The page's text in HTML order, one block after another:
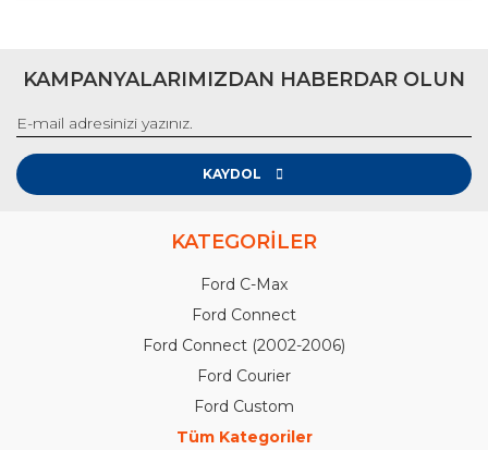
KAMPANYALARIMIZDAN HABERDAR OLUN
KAYDOL
KATEGORİLER
Ford C-Max
Ford Connect
Ford Connect (2002-2006)
Ford Courier
Ford Custom
Tüm Kategoriler